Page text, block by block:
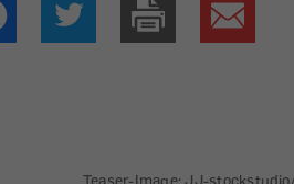
Teaser-Image: JJ-